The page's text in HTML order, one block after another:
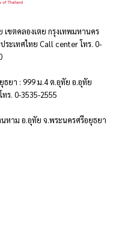
ขตคลองเตย กรุงเทพมหานคร
ะเทศไทย Call center โทร. 0-
ยา : 999 ม.4 ต.อุทัย อ.อุทัย
ร. 0-3535-2555
หาม อ.อุทัย จ.พระนครศรีอยุธยา